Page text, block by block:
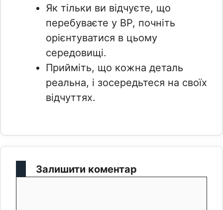
Як тільки ви відчуєте, що
перебуваєте у ВР, почніть
орієнтуватися в цьому
середовищі.
Прийміть, що кожна деталь
реальна, і зосередьтеся на своїх
відчуттях.
Залишити коментар